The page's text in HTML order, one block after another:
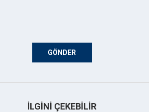
İLGINI ÇEKEBILIR